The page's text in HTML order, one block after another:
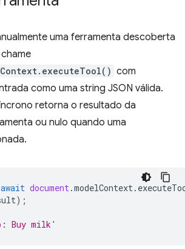
uma ferramenta descoberta
chame
com
como uma string JSON válida.
retorna o resultado da
ou nulo quando uma
await document.modelContext.
);
Buy milk'